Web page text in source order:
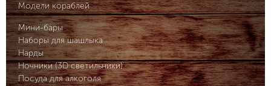
Модели кораблей
Мини-бары
Наборы для шашлыка
Нарды
Ночники (3D светильники)
Посуда для алкоголя